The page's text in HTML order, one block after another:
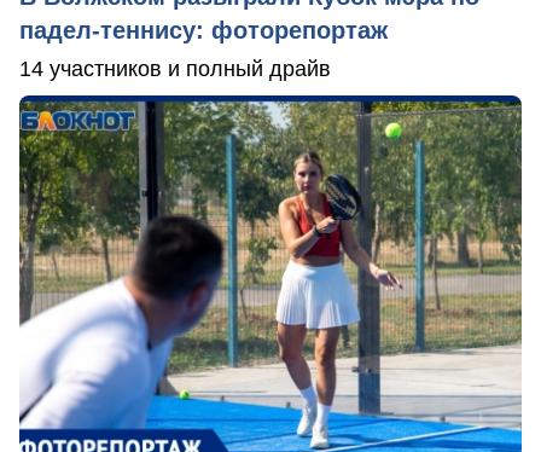
падел-теннису: фоторепортаж
14 участников и полный драйв